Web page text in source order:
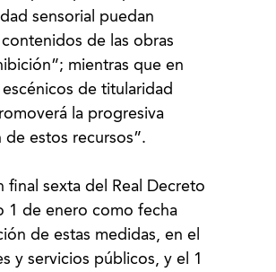
sensorial puedan
de las obras
mientras que en
de titularidad
la progresiva
estos recursos”.
final sexta del Real Decreto
1 de enero como fecha
de estas medidas, en el
y servicios públicos, y el 1